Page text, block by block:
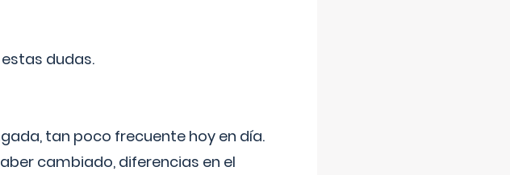
dudas.
tan poco frecuente hoy en día.
cambiado, diferencias en el